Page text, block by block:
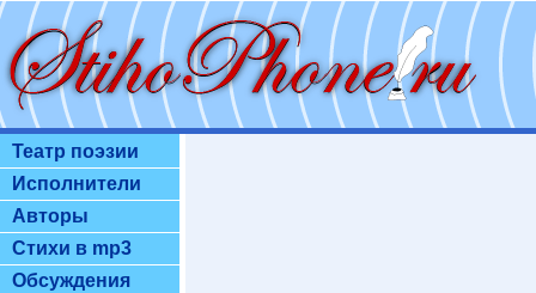
Театр поэзии
Исполнители
Авторы
Стихи в mp3
Обсуждения